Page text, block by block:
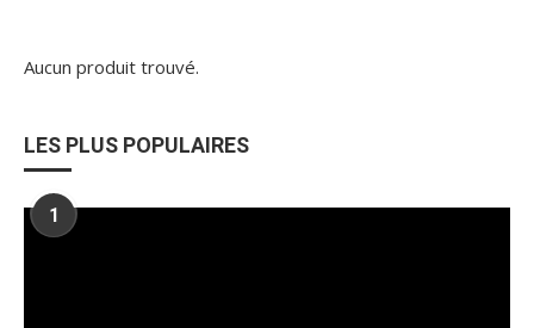
Aucun produit trouvé.
LES PLUS POPULAIRES
1